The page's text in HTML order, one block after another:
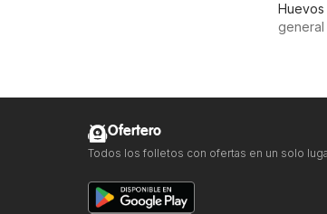
Huevos
general
Ofertero
Todos los folletos con ofertas en un solo